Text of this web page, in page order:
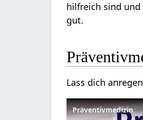
hilfreich sind
gut.
Lass dich
Präventivmedizin